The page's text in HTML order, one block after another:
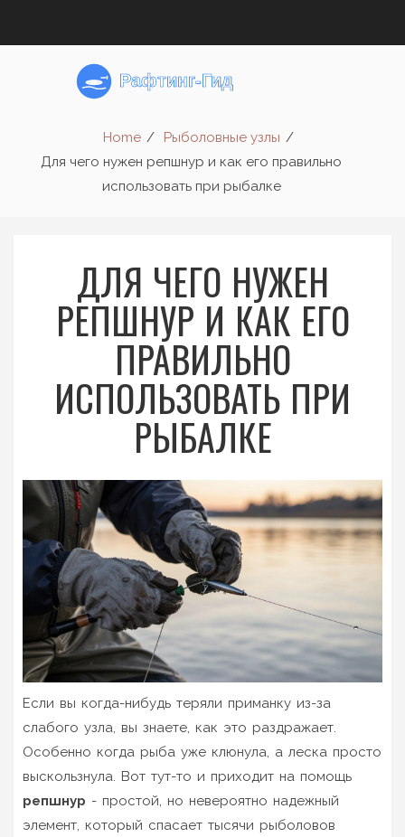
Home
Рыболовные узлы
Для чего нужен репшнур и как его правильно
использовать при рыбалке
ДЛЯ ЧЕГО НУЖЕН
РЕПШНУР И КАК ЕГО
ПРАВИЛЬНО
ИСПОЛЬЗОВАТЬ ПРИ
РЫБАЛКЕ
Если вы когда-нибудь теряли приманку из-за
слабого узла, вы знаете, как это раздражает.
Особенно когда рыба уже клюнула, а леска просто
выскользнула. Вот тут-то и приходит на помощь
репшнур - простой, но невероятно надежный
элемент, который спасает тысячи рыболовов